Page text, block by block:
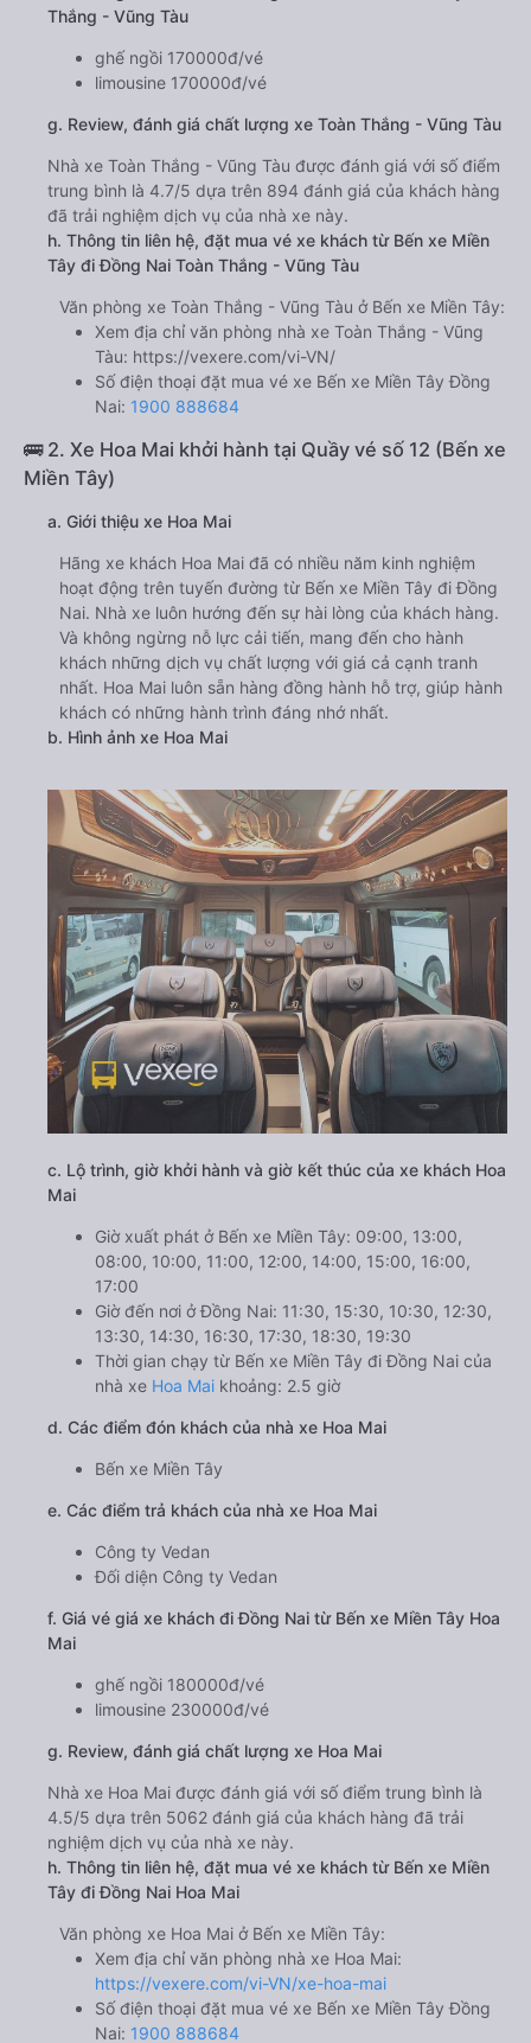
Thắng - Vũng Tàu
ghế ngồi 170000đ/vé
limousine 170000đ/vé
g. Review, đánh giá chất lượng xe Toàn Thắng - Vũng Tàu
Nhà xe Toàn Thắng - Vũng Tàu được đánh giá với số điểm
trung bình là 4.7/5 dựa trên 894 đánh giá của khách hàng
đã trải nghiệm dịch vụ của nhà xe này.
h. Thông tin liên hệ, đặt mua vé xe khách từ Bến xe Miền
Tây đi Đồng Nai Toàn Thắng - Vũng Tàu
Văn phòng xe Toàn Thắng - Vũng Tàu ở Bến xe Miền Tây:
Xem địa chỉ văn phòng nhà xe Toàn Thắng - Vũng
Tàu: https://vexere.com/vi-VN/
Số điện thoại đặt mua vé xe Bến xe Miền Tây Đồng
Nai: 1900 888684
🚌 2. Xe Hoa Mai khởi hành tại Quầy vé số 12 (Bến xe
Miền Tây)
a. Giới thiệu xe Hoa Mai
Hãng xe khách Hoa Mai đã có nhiều năm kinh nghiệm
hoạt động trên tuyến đường từ Bến xe Miền Tây đi Đồng
Nai. Nhà xe luôn hướng đến sự hài lòng của khách hàng.
Và không ngừng nỗ lực cải tiến, mang đến cho hành
khách những dịch vụ chất lượng với giá cả cạnh tranh
nhất. Hoa Mai luôn sẵn hàng đồng hành hỗ trợ, giúp hành
khách có những hành trình đáng nhớ nhất.
b. Hình ảnh xe Hoa Mai
c. Lộ trình, giờ khởi hành và giờ kết thúc của xe khách Hoa
Mai
Giờ xuất phát ở Bến xe Miền Tây: 09:00, 13:00,
08:00, 10:00, 11:00, 12:00, 14:00, 15:00, 16:00,
17:00
Giờ đến nơi ở Đồng Nai: 11:30, 15:30, 10:30, 12:30,
13:30, 14:30, 16:30, 17:30, 18:30, 19:30
Thời gian chạy từ Bến xe Miền Tây đi Đồng Nai của
nhà xe Hoa Mai khoảng: 2.5 giờ
d. Các điểm đón khách của nhà xe Hoa Mai
Bến xe Miền Tây
e. Các điểm trả khách của nhà xe Hoa Mai
Công ty Vedan
Đối diện Công ty Vedan
f. Giá vé giá xe khách đi Đồng Nai từ Bến xe Miền Tây Hoa
Mai
ghế ngồi 180000đ/vé
limousine 230000đ/vé
g. Review, đánh giá chất lượng xe Hoa Mai
Nhà xe Hoa Mai được đánh giá với số điểm trung bình là
4.5/5 dựa trên 5062 đánh giá của khách hàng đã trải
nghiệm dịch vụ của nhà xe này.
h. Thông tin liên hệ, đặt mua vé xe khách từ Bến xe Miền
Tây đi Đồng Nai Hoa Mai
Văn phòng xe Hoa Mai ở Bến xe Miền Tây:
Xem địa chỉ văn phòng nhà xe Hoa Mai:
https://vexere.com/vi-VN/xe-hoa-mai
Số điện thoại đặt mua vé xe Bến xe Miền Tây Đồng
Nai: 1900 888684